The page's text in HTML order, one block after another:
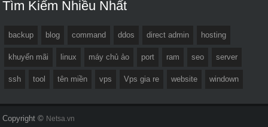
Tìm Kiếm Nhiều Nhất
backup blog command ddos direct admin hosting
khuyến mãi linux máy chủ ảo port ram seo server
ssh tool tên miền vps Vps gia re website windown
Copyright © Netsa.vn